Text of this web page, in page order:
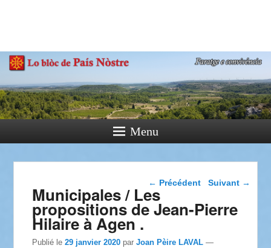
Paratge e Convivència
Menu
Navigation dans les
← Précédent Suivant →
Municipales / Les
propositions de Jean-Pierre
Hilaire à Agen .
Publié le29 janvier 2020 parJoan Pèire LAVAL —